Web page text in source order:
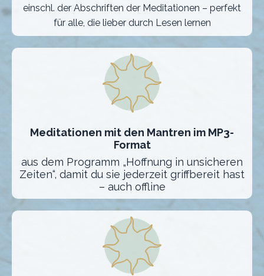
einschl. der Abschriften der Meditationen – perfekt
für alle, die lieber durch Lesen lernen
Meditationen mit den Mantren im MP3-
Format
aus dem Programm „Hoffnung in unsicheren
Zeiten“, damit du sie jederzeit griffbereit hast
– auch offline